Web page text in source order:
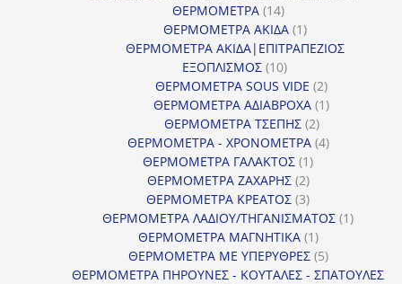
ΘΕΡΜΟΜΕΤΡΑ 1414
προϊόντα
ΘΕΡΜΟΜΕΤΡΑ ΑΚΙΔΑ 11
προϊόν
ΘΕΡΜΟΜΕΤΡΑ ΑΚΙΔΑ|ΕΠΙΤΡΑΠΕΖΙΟΣ
ΕΞΟΠΛΙΣΜΟΣ 1010
προϊόντα
ΘΕΡΜΟΜΕΤΡΑ SOUS VIDE 22
προϊόντα
ΘΕΡΜΟΜΕΤΡΑ ΑΔΙΑΒΡΟΧΑ 11
ΘΕΡΜΟΜΕΤΡΑ ΤΣΕΠΗΣ 22
προϊόντα
ΘΕΡΜΟΜΕΤΡΑ - ΧΡΟΝΟΜΕΤΡΑ 44
ΘΕΡΜΟΜΕΤΡΑ ΓΑΛΑΚΤΟΣ 11
προϊόν
ΘΕΡΜΟΜΕΤΡΑ ΖΑΧΑΡΗΣ 22
προϊόντα
ΘΕΡΜΟΜΕΤΡΑ ΚΡΕΑΤΟΣ 33
προϊόντα
ΘΕΡΜΟΜΕΤΡΑ ΛΑΔΙΟΥ/ΤΗΓΑΝΙΣΜΑΤΟΣ 11
ΘΕΡΜΟΜΕΤΡΑ ΜΑΓΝΗΤΙΚΑ 11
προϊόν
ΘΕΡΜΟΜΕΤΡΑ ΜΕ ΥΠΕΡΥΘΡΕΣ 55
προϊόντα
ΘΕΡΜΟΜΕΤΡΑ ΠΗΡΟΥΝΕΣ - ΚΟΥΤΑΛΕΣ - ΣΠΑΤΟΥΛΕΣ